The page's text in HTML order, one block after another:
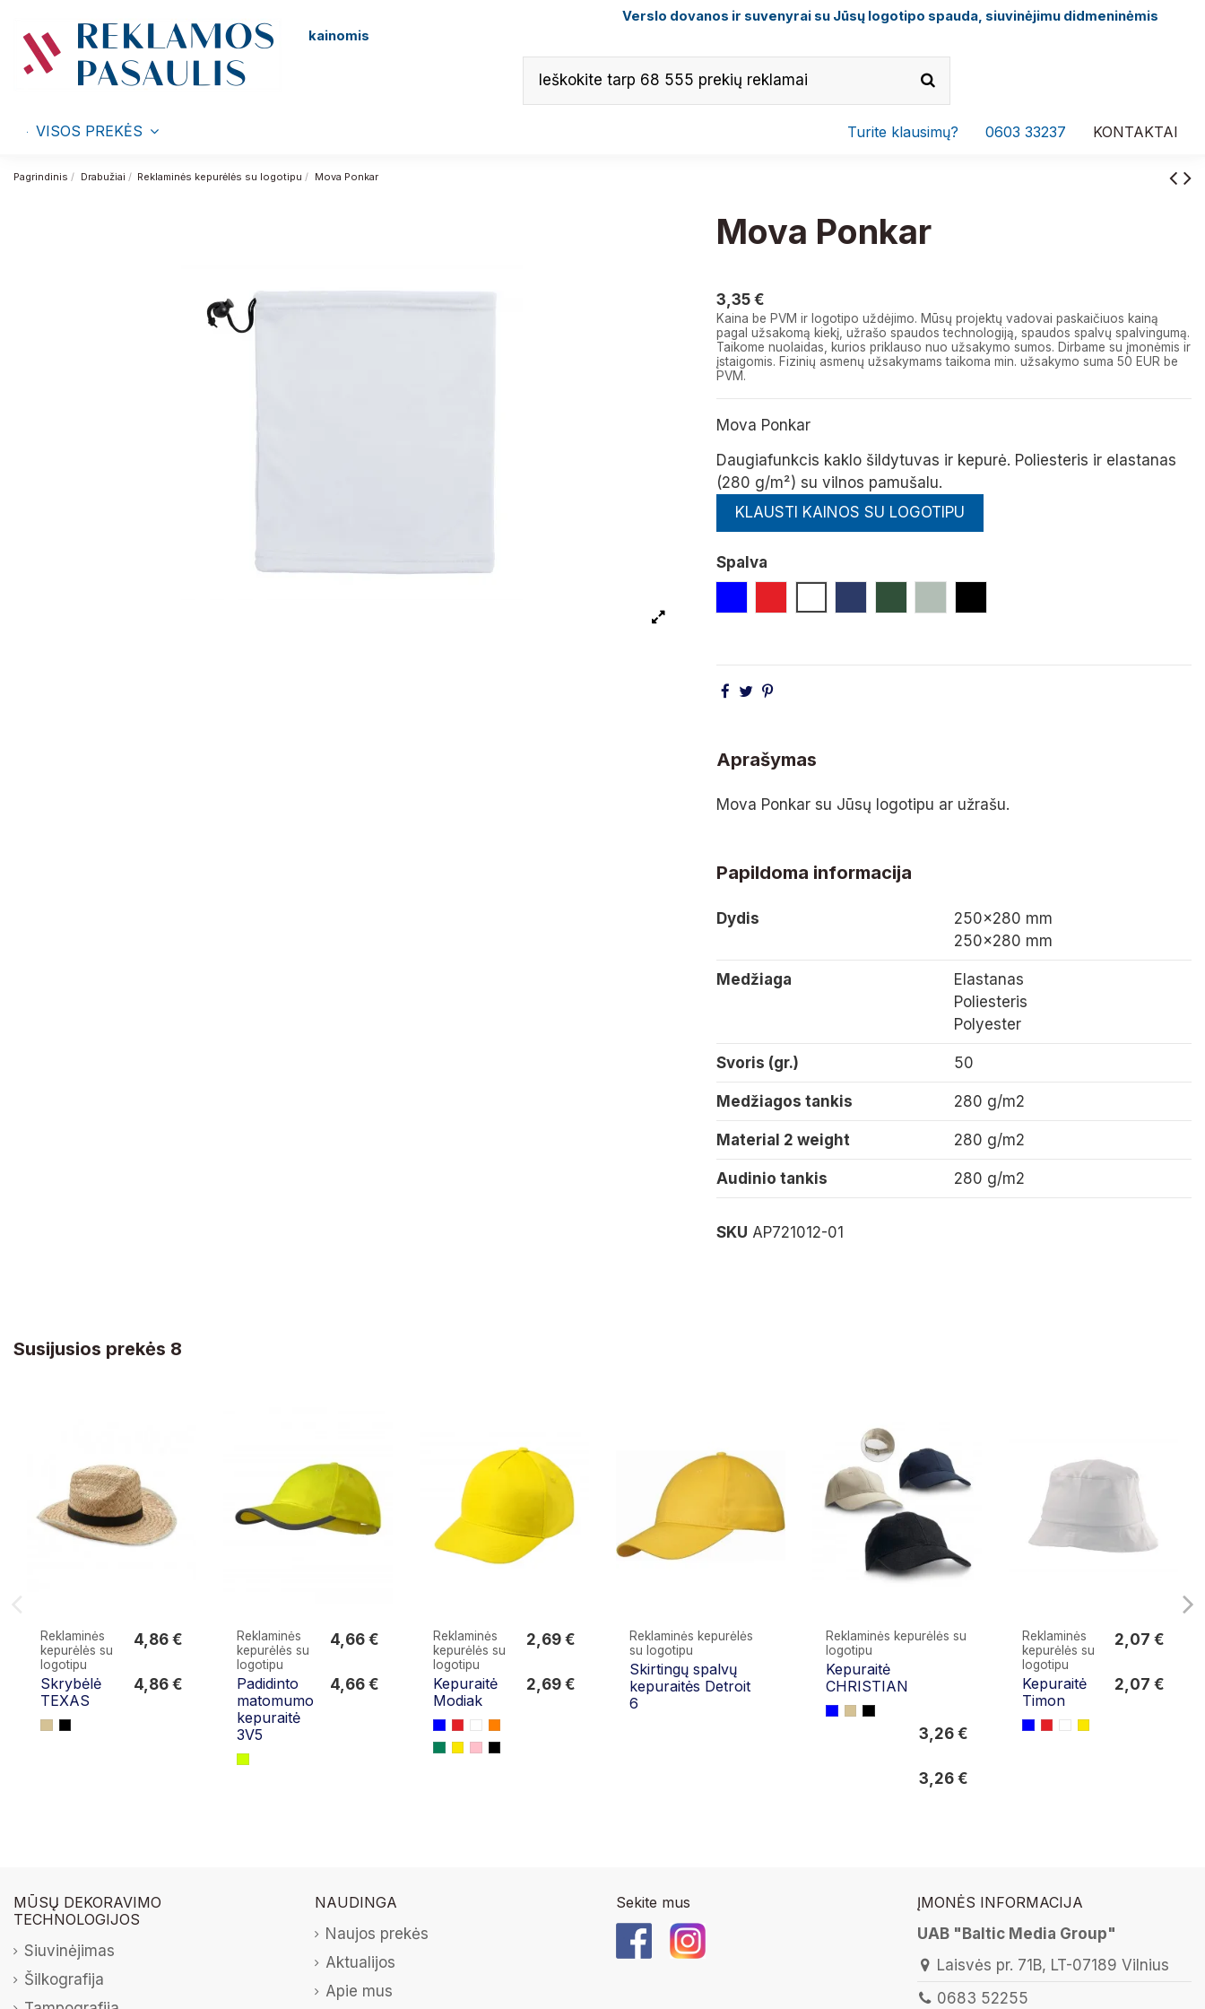
Verslo dovanos ir suvenyrai su Jūsų logotipo spauda, siuvinėjimu didmeninėmis
kainomis
VISOS PREKĖS KONTAKTAI
0603 33237
Turite klausimų?
Pagrindinis Drabužiai Reklaminės kepurėlės su logotipu Mova Ponkar
Mova Ponkar
3,35 €
Kaina be PVM ir logotipo uždėjimo. Mūsų projektų vadovai paskaičiuos kainą
pagal užsakomą kiekį, užrašo spaudos technologiją, spaudos spalvų spalvingumą.
Taikome nuolaidas, kurios priklauso nuo užsakymo sumos. Dirbame su įmonėmis ir
įstaigomis. Fizinių asmenų užsakymams taikoma min. užsakymo suma 50 EUR be
PVM.
Mova Ponkar
Daugiafunkcis kaklo šildytuvas ir kepurė. Poliesteris ir elastanas
(280 g/m²) su vilnos pamušalu.
KLAUSTI KAINOS SU LOGOTIPU
Spalva
Aprašymas
Mova Ponkar su Jūsų logotipu ar užrašu.
Papildoma informacija
Dydis
250×280 mm
250×280 mm
Medžiaga
Elastanas
Poliesteris
Polyester
Svoris (gr.) 50
Medžiagos tankis 280 g/m2
Material 2 weight 280 g/m2
Audinio tankis 280 g/m2
SKU AP721012-01
Susijusios prekės 8
Reklaminės
kepurėlės su
logotipu
Skrybėlė
TEXAS
4,86 €
4,86 €
Reklaminės
kepurėlės su
logotipu
Padidinto
matomumo
kepuraitė
3V5
4,66 €
4,66 €
Reklaminės
kepurėlės su
logotipu
Kepuraitė
Modiak
2,69 €
2,69 €
Reklaminės kepurėlės
su logotipu
Skirtingų spalvų
kepuraitės Detroit
6
Reklaminės kepurėlės su
logotipu
Kepuraitė
CHRISTIAN
3,26 €
3,26 €
Reklaminės
kepurėlės su
logotipu
Kepuraitė
Timon
2,07 €
2,07 €
MŪSŲ DEKORAVIMO
TECHNOLOGIJOS
Siuvinėjimas
Šilkografija
NAUDINGA
Naujos prekės
Aktualijos
Apie mus
Sekite mus
ĮMONĖS INFORMACIJA
UAB "Baltic Media Group"
Laisvės pr. 71B, LT-07189 Vilnius
0683 52255